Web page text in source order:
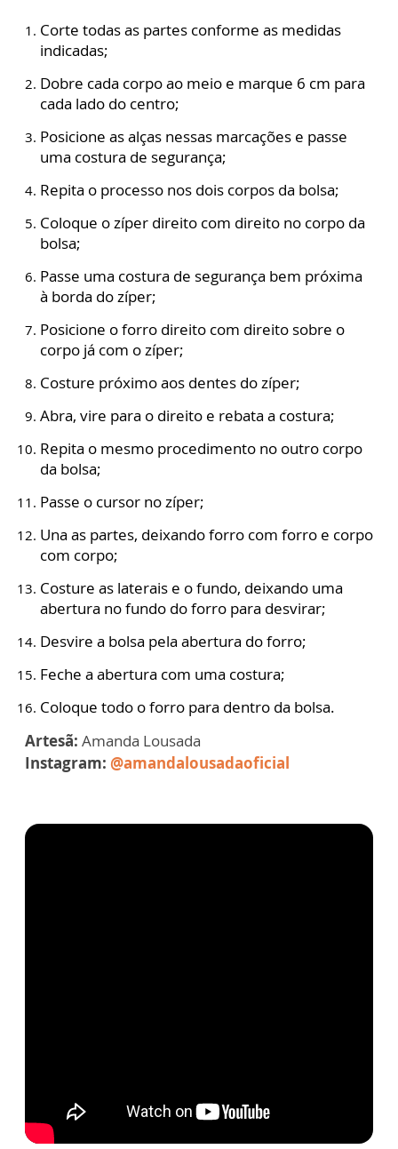
Corte todas as partes conforme as medidas
indicadas;
Dobre cada corpo ao meio e marque 6 cm para
cada lado do centro;
Posicione as alças nessas marcações e passe
uma costura de segurança;
Repita o processo nos dois corpos da bolsa;
Coloque o zíper direito com direito no corpo da
bolsa;
Passe uma costura de segurança bem próxima
à borda do zíper;
Posicione o forro direito com direito sobre o
corpo já com o zíper;
Costure próximo aos dentes do zíper;
Abra, vire para o direito e rebata a costura;
Repita o mesmo procedimento no outro corpo
da bolsa;
Passe o cursor no zíper;
Una as partes, deixando forro com forro e corpo
com corpo;
Costure as laterais e o fundo, deixando uma
abertura no fundo do forro para desvirar;
Desvire a bolsa pela abertura do forro;
Feche a abertura com uma costura;
Coloque todo o forro para dentro da bolsa.
Artesã: Amanda Lousada
Instagram: @amandalousadaoficial